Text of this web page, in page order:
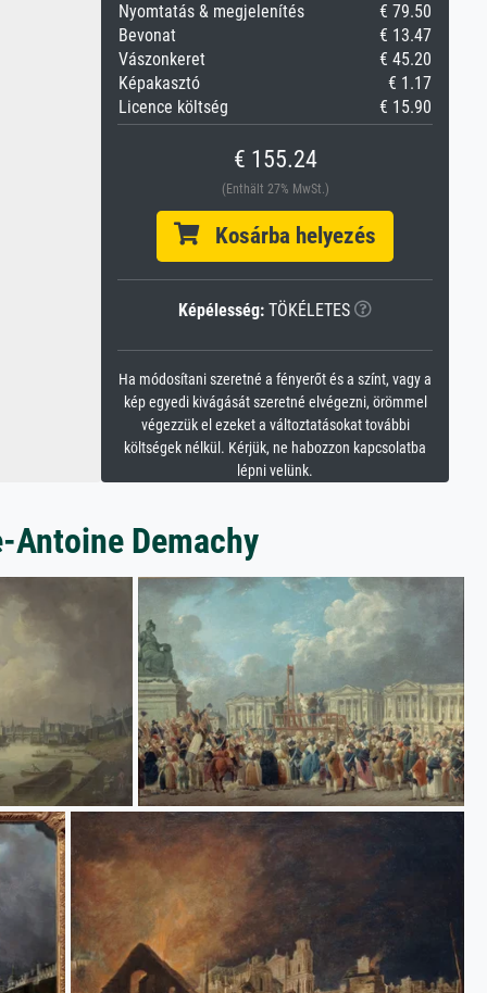
Nyomtatás & megjelenítés
€ 79.50
Bevonat
€ 13.47
Vászonkeret
€ 45.20
Képakasztó
€ 1.17
Licence költség
€ 15.90
€ 155.24
(Enthält 27% MwSt.)
Kosárba helyezés
Képélesség: TÖKÉLETES
Ha módosítani szeretné a fényerőt és a színt, vagy a
kép egyedi kivágását szeretné elvégezni, örömmel
végezzük el ezeket a változtatásokat további
költségek nélkül. Kérjük, ne habozzon kapcsolatba
lépni velünk.
Demachy